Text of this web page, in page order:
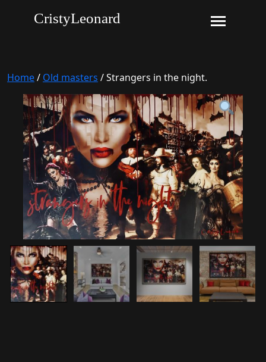
CristyLeonard
Home/ Old masters / Strangers in the night.